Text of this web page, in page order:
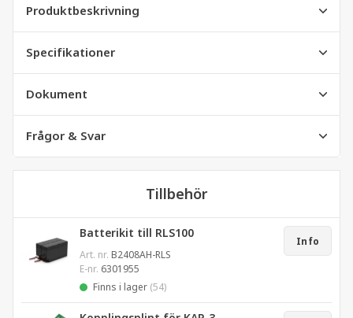
Produktbeskrivning
Specifikationer
Dokument
Frågor & Svar
Tillbehör
Batterikit till RLS100
Art. nr. B2408AH-RLS
E-nr. 6301955
Finns i lager (54)
Info